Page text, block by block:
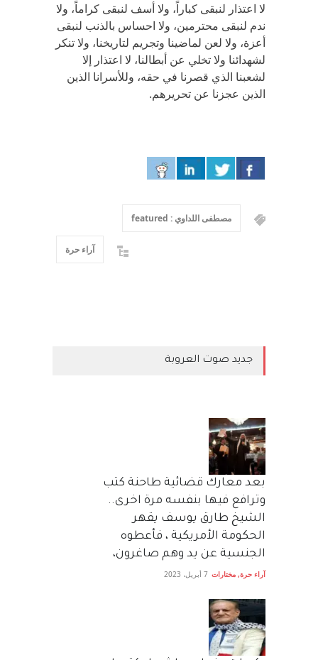
لا اعتذار لنبقى كباراً، ولا أسف لنبقى كراماً، ولا
ندم لنبقى محترمين، ولا احساس بالذنب لنبقى
أعزة، ولا لعن لماضينا وتجريم لتاريخنا، ولا تنكر
لشهدائنا ولا تخلي عن أبطالنا، لا اعتذار إلا
لشعبنا الذي قصرنا في حقه، وللأسرانا الذين
الذين عجزنا عن تحريرهم.
مصطفى اللداوي : featured
آراء حرة
جديد صوت العروبة
بعد معارك قضائية طاحنة كتب
وترافع فيها بنفسه مرة اخرى..
الشيخ طارق يوسف يقهر
الحكومة الأمريكية ، فأعطوه
الجنسية عن يد وهم صاغرون،
آراء حرة, مختارات 7 أبريل، 2023